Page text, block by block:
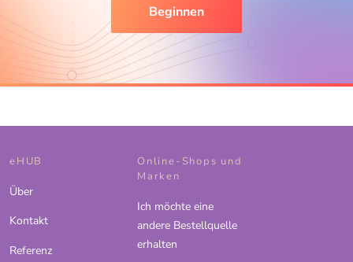
Beginnen
eHUB
Über
Kontakt
Referenz
Online-Shops und
Marken
Ich möchte eine
andere Bestellquelle
erhalten